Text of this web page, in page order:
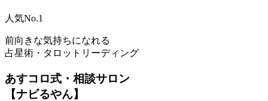
人気No.1
前向きな気持ちになれる
占星術・タロットリーディング
あすコロ式・相談サロン
【ナビるやん】